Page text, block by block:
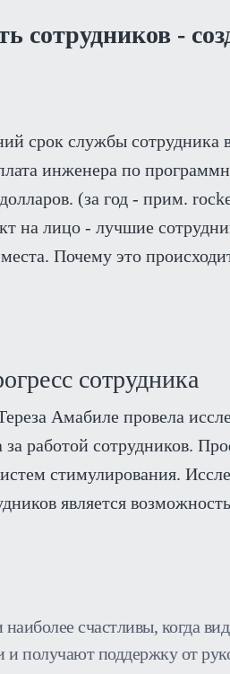
сотрудников -
срок службы сотрудника
инженера по
долларов. (за год - прим.
на лицо - лучшие
Почему это
сотрудника
Амабиле провела
работой сотрудников.
стимулирования.
является
счастливы, когда
и получают поддержку от